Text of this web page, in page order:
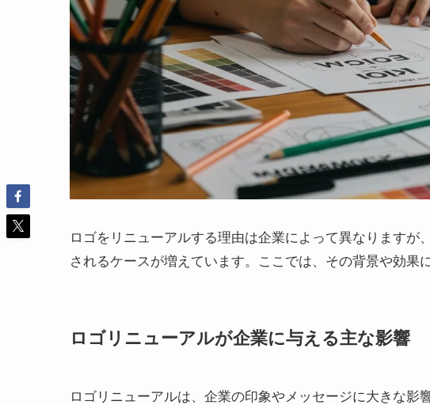
ロゴをリニューアルする理由は企業によって異なります
されるケースが増えています。ここでは、その背景や効果
ロゴリニューアルが企業に与える主な影響
ロゴリニューアルは、企業の印象やメッセージに大きな影